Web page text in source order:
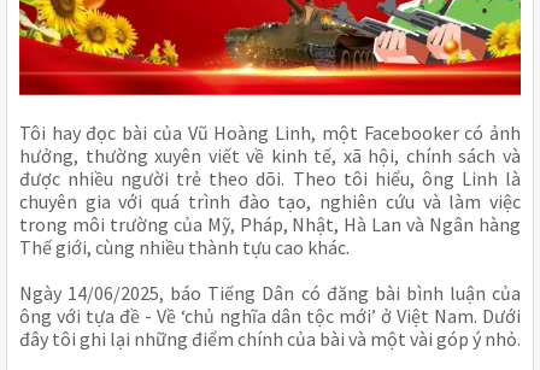
Tôi hay đọc bài của Vũ Hoàng Linh, một Facebooker có ảnh
hưởng, thường xuyên viết về kinh tế, xã hội, chính sách và
được nhiều người trẻ theo dõi. Theo tôi hiểu, ông Linh là
chuyên gia với quá trình đào tạo, nghiên cứu và làm việc
trong môi trường của Mỹ, Pháp, Nhật, Hà Lan và Ngân hàng
Thế giới, cùng nhiều thành tựu cao khác.
Ngày 14/06/2025, báo Tiếng Dân có đăng bài bình luận của
ông với tựa đề - Về ‘chủ nghĩa dân tộc mới’ ở Việt Nam. Dưới
đây tôi ghi lại những điểm chính của bài và một vài góp ý nhỏ.